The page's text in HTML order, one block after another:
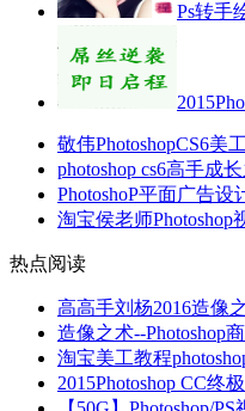
Ps转手
敬伟PhotoshopCS6美
photoshop cs6高手成
PhotoshoP平面广告设
淘宝侯老师Photoshop
热点阅读
高高手刘杨2016造像
造像之术--Photoshop
淘宝美工教程
2015Photoshop CC终